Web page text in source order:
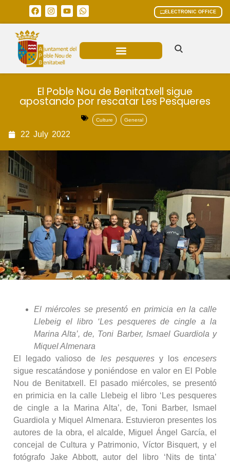
ELECTRONIC OFFICE
El Poble Nou de Benitatxell sigue
apostando por rescatar Les Pesqueres
Culture General
22 July 2022
El miércoles se presentó en primicia en la calle
Llebeig el libro ‘Les pesqueres de cingle a la
Marina Alta’, de, Toni Barber, Ismael Guardiola y
Miquel Almenara
El legado valioso de les pesqueresy los encesers
sigue rescatándose y poniéndose en valor en El Poble
Nou de Benitatxell. El pasado miércoles, se presentó
en primicia en la calle Llebeig el libro ‘Les pesqueres
de cingle a la Marina Alta’, de, Toni Barber, Ismael
Guardiola y Miquel Almenara. Estuvieron presentes los
autores de la obra, el alcalde, Miguel Ángel García, el
concejal de Cultura y Patrimonio, Víctor Bisquert, y el
fotógrafo Jake Abbott, autor del libro ‘Nits de tinta’